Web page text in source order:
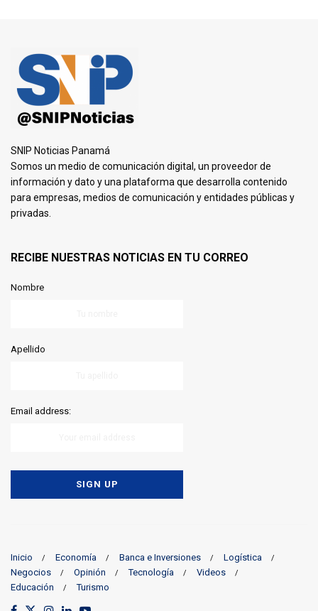
SNIP Noticias Panamá
Somos un medio de comunicación digital, un proveedor de
información y dato y una plataforma que desarrolla contenido
para empresas, medios de comunicación y entidades públicas y
privadas.
RECIBE NUESTRAS NOTICIAS EN TU CORREO
Nombre
Apellido
Email address:
Inicio Economía Banca e Inversiones
Logística
Negocios
Opinión Tecnología
Videos
Educación
Turismo